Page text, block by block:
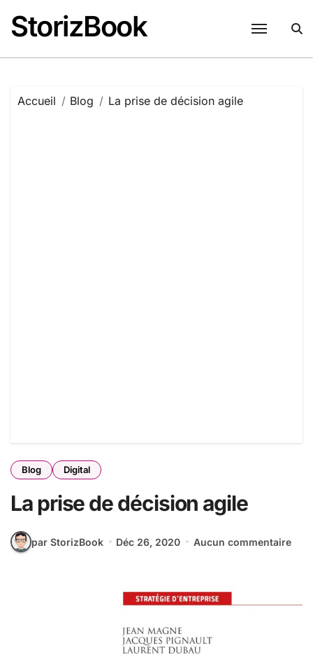
contenu
StorizBook
Accueil Blog La prise de décision agile
Blog Digital
La prise de décision agile
par StorizBook Déc 26, 2020 Aucun commentaire